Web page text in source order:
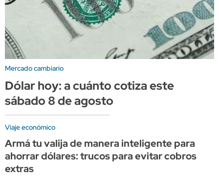
Mercado cambiario
Dólar hoy: a cuánto cotiza este
sábado 8 de agosto
Viaje económico
Armá tu valija de manera inteligente para
ahorrar dólares: trucos para evitar cobros
extras